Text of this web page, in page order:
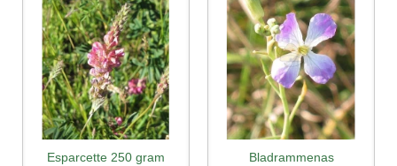
Esparcette 250 gram Bladrammenas